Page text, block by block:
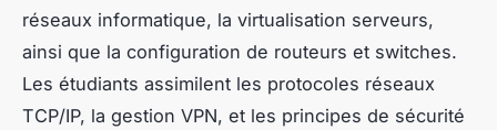
réseaux informatique, la virtualisation serveurs,
ainsi que la configuration de routeurs et switches.
Les étudiants assimilent les protocoles réseaux
TCP/IP, la gestion VPN, et les principes de sécurité